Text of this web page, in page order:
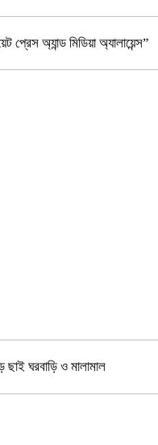
প্রেস অ্যান্ড মিডিয়া অ্যালায়েন্স”
ঘরবাড়ি ও মালামাল